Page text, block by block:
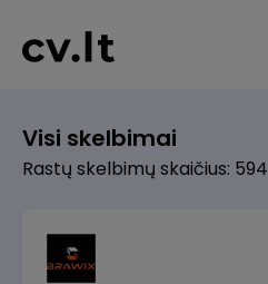
Visi skelbimai
Rastų skelbimų skaičius: 594